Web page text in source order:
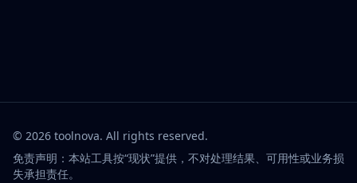
© 2026 toolnova. All rights reserved.
免责声明：本站工具按“现状”提供，不对处理结果、可用性或业务损
失承担责任。